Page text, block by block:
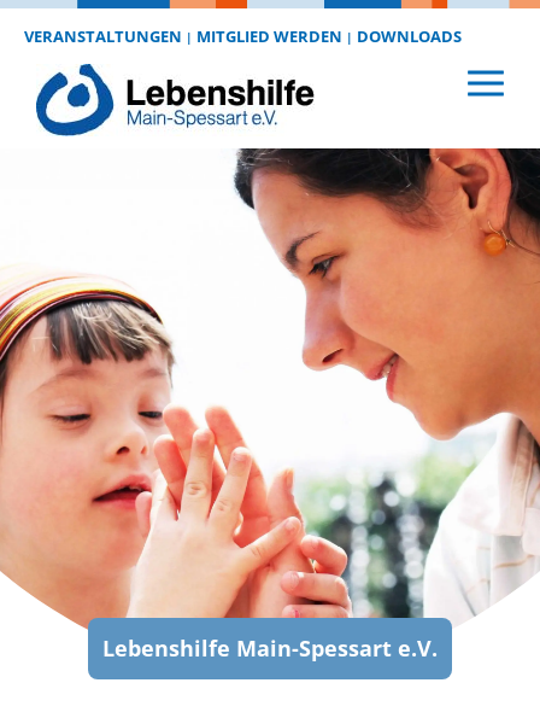
VERANSTALTUNGEN | MITGLIED WERDEN | DOWNLOADS
Lebenshilfe Main-Spessart e.V.